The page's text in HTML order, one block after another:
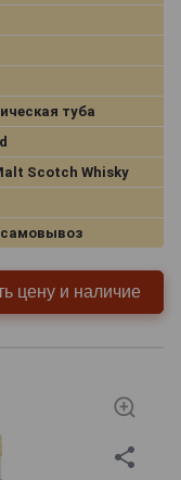
туба
Scotch Whisky
цену и наличие